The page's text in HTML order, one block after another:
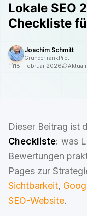
Lokale SEO
Checkliste
Joachim Schmitt
Gründer rankPilot
18. Februar 2026
Dieser Beitrag ist
Checkliste: was
Bewertungen
Pages zur
Sichtbarkeit,
SEO-Website.